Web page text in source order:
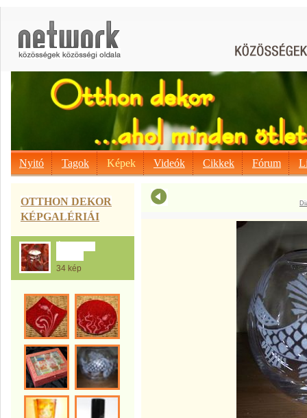
Nyitó Tagok Képek Videók Cikkek Fórum
OTTHON DEKOR
KÉPGALÉRIÁI
34 kép